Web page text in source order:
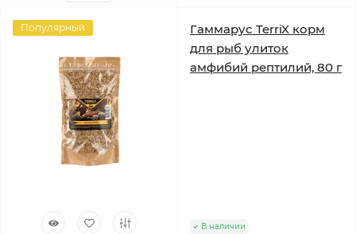
Популярный
Гаммарус TerriX корм
для рыб улиток
амфибий рептилий, 80 г
В наличии